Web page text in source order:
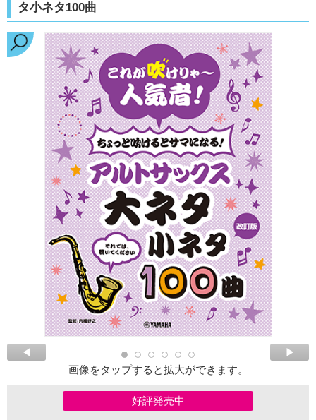
タ小ネタ100曲
画像をタップすると拡大ができます。
好評発売中